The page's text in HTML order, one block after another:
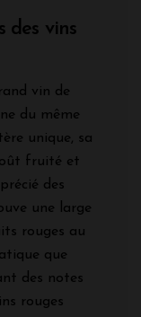
des vins
vin de
du même
unique, sa
fruité et
des
une large
rouges au
que
des notes
rouges